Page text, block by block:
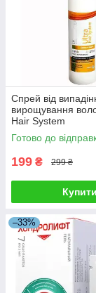
Спрей від
вирощування
Hair System
Готово до
199 ₴ 299 ₴
Купити
–33%